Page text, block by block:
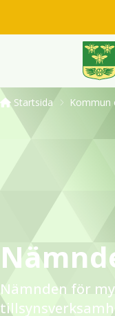
Startsida Kommun
Nämnden för